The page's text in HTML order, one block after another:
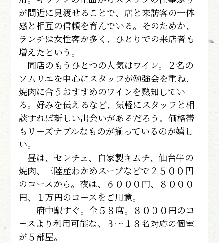
が間近に見渡せることで、店と来訪客の一体
感と相互の信頼を育んでいる。そのためか、
ランチは女性客が多く、ひとりでの来店者も
増えたという。
同店のもうひとつの人気はワイン。２名の
ソムリエを中心にスタッフが勉強会を重ね、
焼肉に合うおすすめのワインを熟知してい
る。好みを伝えるなど、気軽にスタッフと相
談すれば新しい出会いがあるだろう。価格帯
もリーズナブルなものが揃っているのが嬉し
い。
昼は、センチェ、自家製キムチ、仙台牛の
焼肉、三陸産わかめスープなどで２５００円
のコースから。夜は、６０００円、８０００
円、１万円のコースをご用意。
府中駅すぐ。全５８席。８０００円のコ
ースより利用可能な、３～１８名対応の個室
が５部屋。